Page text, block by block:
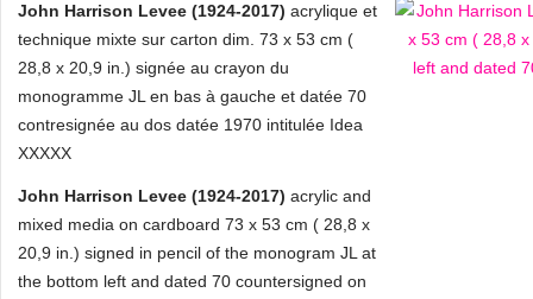
John Harrison Levee (1924-2017) acrylique et
technique mixte sur carton dim. 73 x 53 cm (
28,8 x 20,9 in.) signée au crayon du
monogramme JL en bas à gauche et datée 70
contresignée au dos datée 1970 intitulée Idea
XXXXX
John Harrison Levee (1924-2017) acrylic and
mixed media on cardboard 73 x 53 cm ( 28,8 x
20,9 in.) signed in pencil of the monogram JL at
the bottom left and dated 70 countersigned on